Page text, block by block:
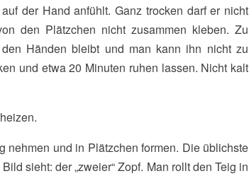
der Hand anfühlt. Ganz trocken darf er nicht
den Plätzchen nicht zusammen kleben. Zu
Händen bleibt und man kann ihn nicht zu
und etwa 20 Minuten ruhen lassen. Nicht kalt
nehmen und in Plätzchen formen. Die üblichste
sieht: der „zweier“ Zopf. Man rollt den Teig in